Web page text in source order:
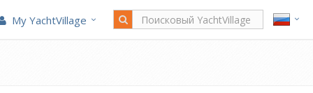
My YachtVillage